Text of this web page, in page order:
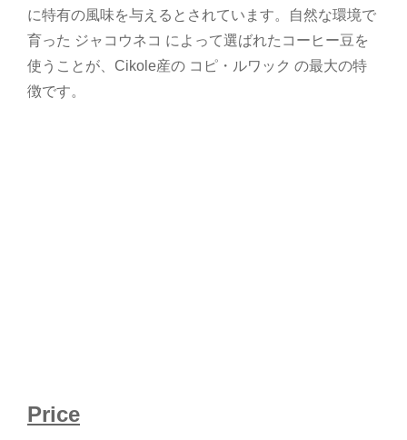
に特有の風味を与えるとされています。自然な環境で
育った ジャコウネコ によって選ばれたコーヒー豆を
使うことが、Cikole産の コピ・ルワック の最大の特
徴です。
Price